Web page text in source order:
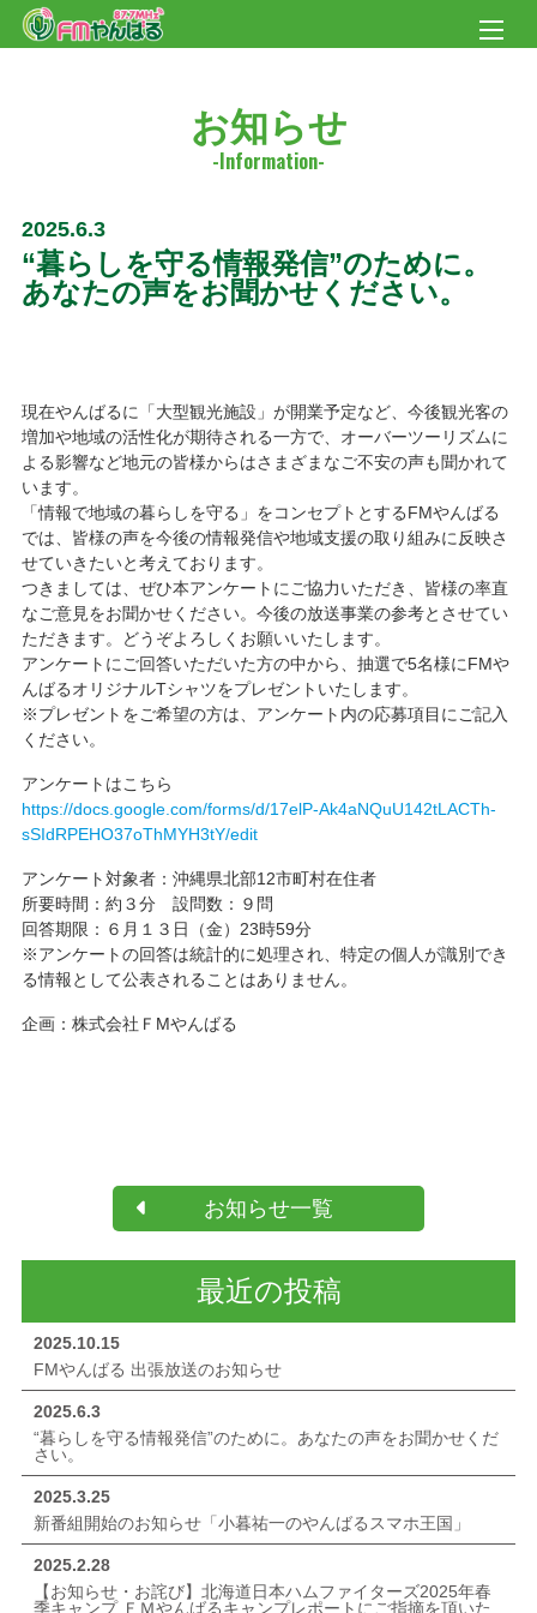
お知らせ
2025.6.3
“暮らしを守る情報発信”のために。
あなたの声をお聞かせください。
現在やんばるに「大型観光施設」が開業予定など、今後観光客の
増加や地域の活性化が期待される一方で、オーバーツーリズムに
よる影響など地元の皆様からはさまざまなご不安の声も聞かれて
います。
「情報で地域の暮らしを守る」をコンセプトとするFMやんばる
では、皆様の声を今後の情報発信や地域支援の取り組みに反映さ
せていきたいと考えております。
つきましては、ぜひ本アンケートにご協力いただき、皆様の率直
なご意見をお聞かせください。今後の放送事業の参考とさせてい
ただきます。どうぞよろしくお願いいたします。
アンケートにご回答いただいた方の中から、抽選で5名様にFMや
んばるオリジナルTシャツをプレゼントいたします。
※プレゼントをご希望の方は、アンケート内の応募項目にご記入
ください。
アンケートはこちら
https://docs.google.com/forms/d/17elP-Ak4aNQuU142tLACTh-
sSIdRPEHO37oThMYH3tY/edit
アンケート対象者：沖縄県北部12市町村在住者
所要時間：約３分 設問数：９問
回答期限：６月１３日（金）23時59分
※アンケートの回答は統計的に処理され、特定の個人が識別でき
る情報として公表されることはありません。
企画：株式会社ＦMやんばる
お知らせ一覧
最近の投稿
2025.10.15
FMやんばる 出張放送のお知らせ
2025.6.3
“暮らしを守る情報発信”のために。あなたの声をお聞かせくだ
さい。
2025.3.25
新番組開始のお知らせ「小暮祐一のやんばるスマホ王国」
2025.2.28
【お知らせ・お詫び】北海道日本ハムファイターズ2025年春
季キャンプ ＦＭやんばるキャンプレポートにご指摘を頂いた